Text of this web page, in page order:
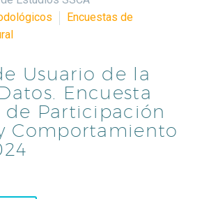
Encuestas de
Usuario de la
Encuesta
de Participación
Comportamiento